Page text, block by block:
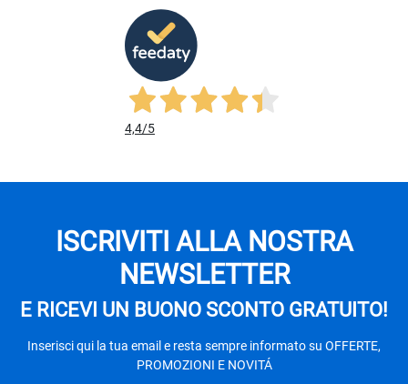
4,4/5
ISCRIVITI ALLA NOSTRA
NEWSLETTER
E RICEVI UN BUONO SCONTO GRATUITO!
Inserisci qui la tua email e resta sempre informato su OFFERTE,
PROMOZIONI E NOVITÁ